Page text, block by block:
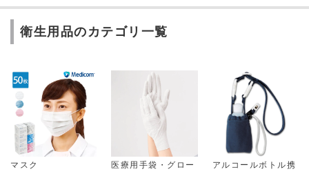
衛生用品のカテゴリ一覧
マスク
医療用手袋・グロー
アルコールボトル携